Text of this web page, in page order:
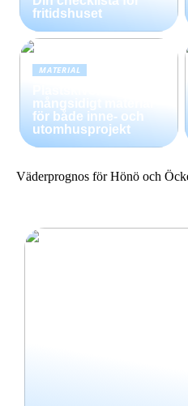
fritidshuset
MATERIAL
mångsidigt material
för både inne- och
utomhusprojekt
Väderprognos för Hönö och